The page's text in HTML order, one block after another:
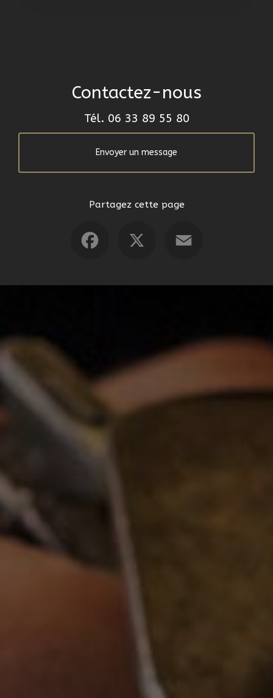
Contactez-nous
Tél. 06 33 89 55 80
Envoyer un message
Partagez cette page